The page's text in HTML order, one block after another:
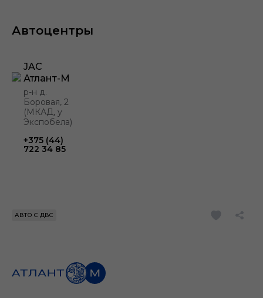
Автоцентры
JAC
Атлант-М
р-н д.
Боровая, 2
(МКАД, у
Экспобела)
+375 (44)
722 34 85
АВТО С ДВС